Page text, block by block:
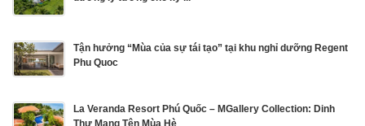
Tận hưởng “Mùa của sự tái tạo” tại khu nghỉ dưỡng Regent
Phu Quoc
La Veranda Resort Phú Quốc – MGallery Collection: Dinh
Thự Mang Tên Mùa Hè